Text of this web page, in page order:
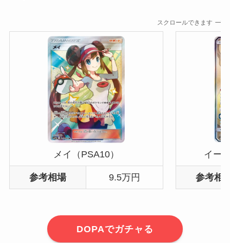
スクロールできます
メイ（PSA10）
参考相場 9.5万円
イー
参考相
DOPAでガチャる